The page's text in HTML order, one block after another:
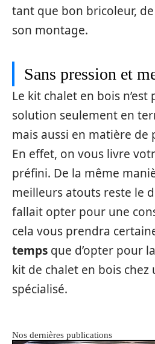
tant que bon bricoleur,
son montage.
Sans pression et
Le kit chalet en bois
solution seulement en
mais aussi en matière de
En effet, on vous livre
préfini. De la même
meilleurs atouts reste le
fallait opter pour une
cela vous prendra
temps que d’opter pour
kit de chalet en bois
spécialisé.
Nos dernières publications